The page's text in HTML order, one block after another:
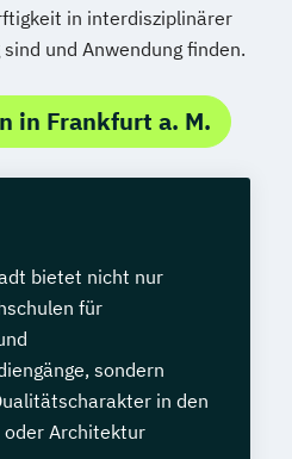
in interdisziplinärer
und Anwendung finden.
in Frankfurt a. M.
bietet nicht nur
für
sondern
in den
oder Architektur